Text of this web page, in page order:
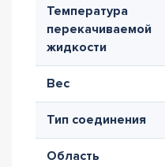
Температура
перекачиваемой
жидкости
Вес
Тип соединения
Область